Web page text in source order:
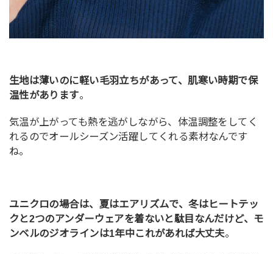
生地は薄いのに軽い毛羽立ちがあって、肌寒い時期で保
温性があります。
気温が上がっても熱を逃がしながら、体温調整をしてく
れるのでオールシーズン活躍してくれる素材なんです
ね。
ユニクロの場合は、夏はエアリズムで、冬はヒートテッ
クと2つのアンダーウェアを着ないと駄目なんだけど、モ
ンベルのジオラインは1年中これがあれば大丈夫。